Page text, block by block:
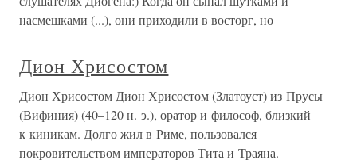
насмешками (...), они приходили в восторг, но
Дион Хрисостом
Дион Хрисостом Дион Хрисостом (Златоуст) из Прусы
(Вифиния) (40–120 н. э.), оратор и философ, близкий
к киникам. Долго жил в Риме, пользовался
покровительством императоров Тита и Траяна.